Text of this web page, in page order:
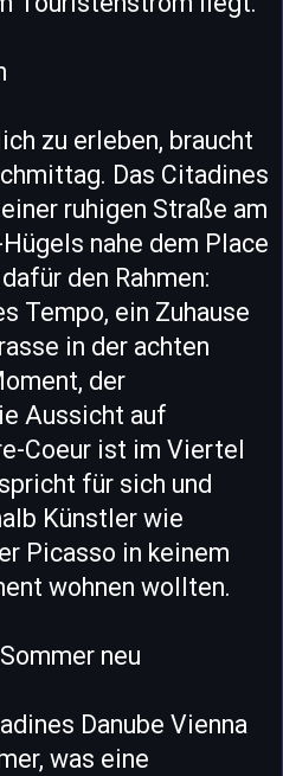
zu erleben, braucht
Das Citadines
ruhigen Straße am
nahe dem Place
den Rahmen:
Tempo, ein Zuhause
in der achten
der
Aussicht auf
Coeur ist im Viertel
für sich und
Künstler wie
Picasso in keinem
wohnen wollten.
neu
Danube Vienna
was eine